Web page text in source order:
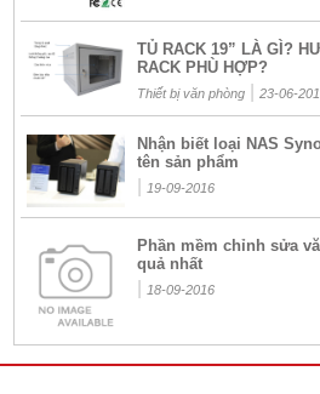
TỦ RACK 19” LÀ GÌ?
RACK PHÙ HỢP?
Thiết bị văn phòng| 23-06-
Nhận biết loại NAS
tên sản phẩm
19-09-2016
Phần mềm chỉnh sửa
quả nhất
18-09-2016